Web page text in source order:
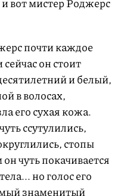
почти каждое
он стоит
и белый,
в волосах,
его сухая кожа.
ссутулились,
стопы
чуть покачивается
но голос его
знаменитый